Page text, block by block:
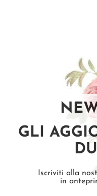
GLI
Iscriviti alla
in